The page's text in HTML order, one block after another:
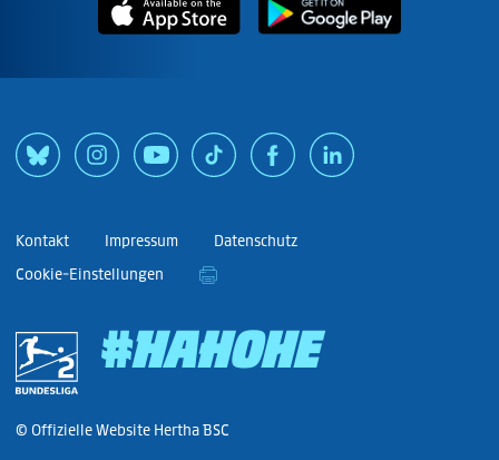
Kontakt Impressum
Datenschutz
Cookie-Einstellungen
#HAHOHE
© Offizielle Website Hertha BSC